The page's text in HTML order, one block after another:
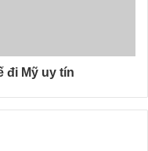
đi Mỹ uy tín